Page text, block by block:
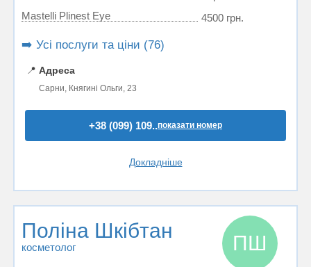
Mastelli Plinest Eye
4500 грн.
➡️ Усі послуги та ціни (76)
📍 Адреса
Сарни, Княгині Ольги, 23
+38 (099) 109..показати номер
Докладніше
Поліна Шкібтан
косметолог ПШ